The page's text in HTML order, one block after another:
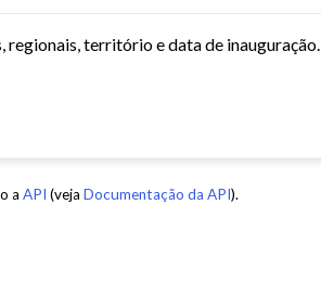
regionais, território e data de inauguração.
a API (veja Documentação da API).